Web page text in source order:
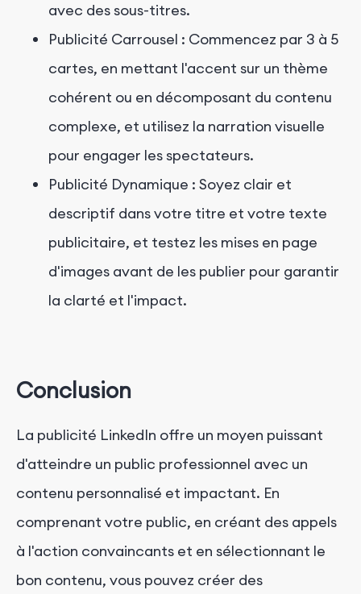
avec des sous-titres.
Publicité Carrousel : Commencez par 3 à 5
cartes, en mettant l'accent sur un thème
cohérent ou en décomposant du contenu
complexe, et utilisez la narration visuelle
pour engager les spectateurs.
Publicité Dynamique : Soyez clair et
descriptif dans votre titre et votre texte
publicitaire, et testez les mises en page
d'images avant de les publier pour garantir
la clarté et l'impact.
Conclusion
La publicité LinkedIn offre un moyen puissant
d'atteindre un public professionnel avec un
contenu personnalisé et impactant. En
comprenant votre public, en créant des appels
à l'action convaincants et en sélectionnant le
bon contenu, vous pouvez créer des